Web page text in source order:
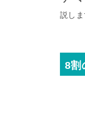
説しま
8割